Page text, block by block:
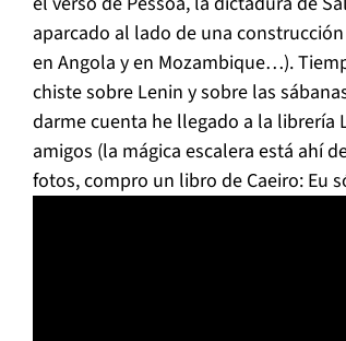
aparcado al lado de una
en Angola y en Mozambique…).
chiste sobre Lenin y sobre las
darme cuenta he llegado a la librería
amigos (la mágica escalera está ahí
fotos, compro un libro de Caeiro: Eu